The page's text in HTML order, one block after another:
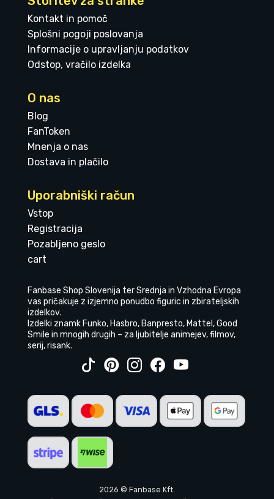
Kontakt in pomoč
Splošni pogoji poslovanja
Informacije o upravljanju podatkov
Odstop, vračilo izdelka
O nas
Blog
FanToken
Mnenja o nas
Dostava in plačilo
Uporabniški račun
Vstop
Registracija
Pozabljeno geslo
cart
Fanbase Shop Slovenija ter Srednja in Vzhodna Evropa
vas pričakuje z izjemno ponudbo figuric in zbirateljskih
izdelkov.
Izdelki znamk Funko, Hasbro, Banpresto, Mattel, Good
Smile in mnogih drugih – za ljubitelje animejev, filmov,
serij, risank.
2026 © Fanbase Kft.